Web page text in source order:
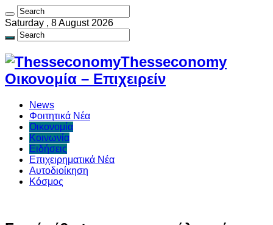
Saturday , 8 August 2026
Thesseconomy
Οικονομία – Επιχειρείν
News
Φοιτητικά Νέα
Οικονομία
Κοινωνία
Ειδήσεις
Επιχειρηματικά Νέα
Αυτοδιοίκηση
Κόσμος